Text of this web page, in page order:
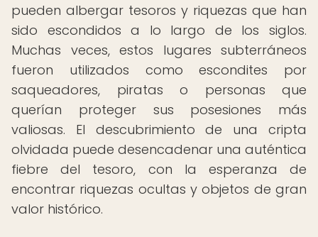
pueden albergar tesoros y riquezas que han
sido escondidos a lo largo de los siglos.
Muchas veces, estos lugares subterráneos
fueron utilizados como escondites por
saqueadores, piratas o personas que
querían proteger sus posesiones más
valiosas. El descubrimiento de una cripta
olvidada puede desencadenar una auténtica
fiebre del tesoro, con la esperanza de
encontrar riquezas ocultas y objetos de gran
valor histórico.